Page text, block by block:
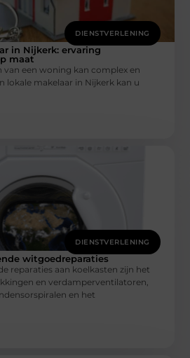
DIENSTVERLENING
in Nijkerk: ervaring
maat
van een woning kan complex en
lokale makelaar in Nijkerk kan u
DIENSTVERLENING
witgoedreparaties
reparaties aan koelkasten zijn het
en verdamperventilatoren,
en het